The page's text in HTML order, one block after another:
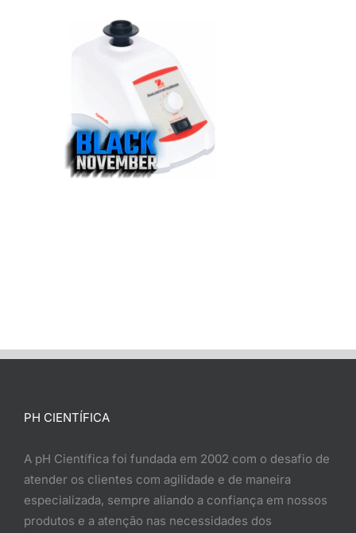
PH CIENTÍFICA
A pH Científica foi fundada em 2002 com o desafio de
atender os clientes com agilidade e de maneira
especializada, sempre aliando a confiança em nossos
produtos e a atenção nas necessidades dos